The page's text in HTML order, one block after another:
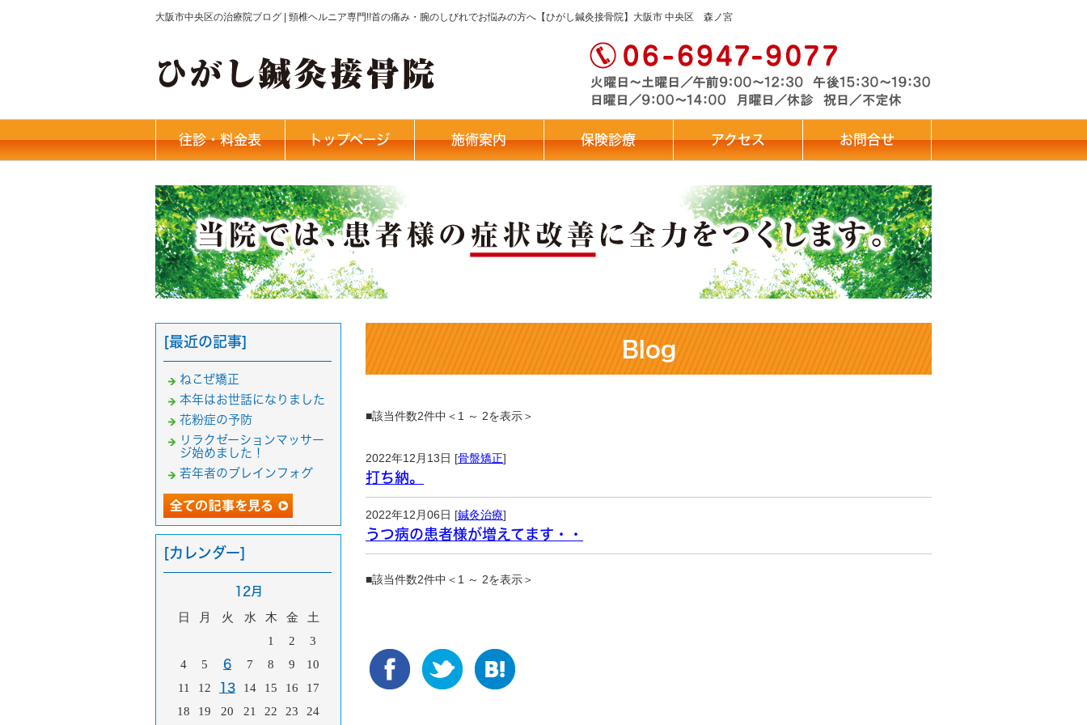
大阪市中央区の治療院ブログ | 頸椎ヘルニア専門!!首の痛み・腕のしびれでお悩みの方へ【ひがし鍼灸接骨院】大阪市 中央区 森ノ宮
往診・料金表 トップページ 施術案内 保険診療 アクセス お問合せ
Blog
■該当件数2件中＜1 ～ 2を表示＞
2022年12月13日 [骨盤矯正]
打ち納。
2022年12月06日 [鍼灸治療]
うつ病の患者様が増えてます・・
■該当件数2件中＜1 ～ 2を表示＞
[最近の記事]
ねこぜ矯正
本年はお世話になりました
花粉症の予防
リラクゼーションマッサー
ジ始めました！
若年者のブレインフォグ
[カレンダー]
12月
日 月 火 水 木 金
土
1
2
3
4
5 6 7 8 9
10
11
12 13 14 15 16
17
18
19 20 21 22 23 24